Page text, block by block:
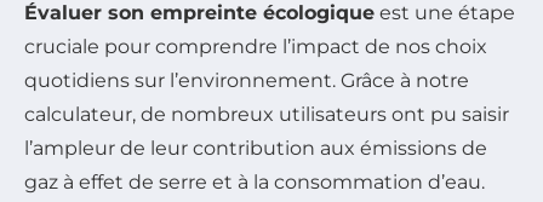
Évaluer son empreinte écologique est une étape
cruciale pour comprendre l’impact de nos choix
quotidiens sur l’environnement. Grâce à notre
calculateur, de nombreux utilisateurs ont pu saisir
l’ampleur de leur contribution aux émissions de
gaz à effet de serre et à la consommation d’eau.